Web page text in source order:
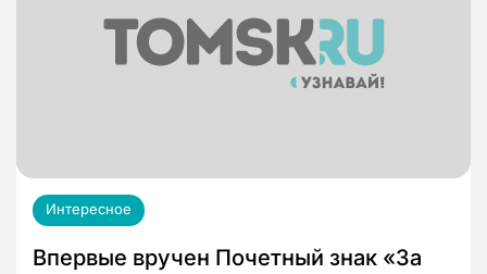
Интересное
Впервые вручен Почетный знак «За